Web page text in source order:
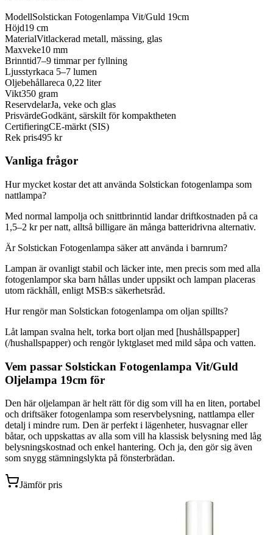
ModellSolstickan Fotogenlampa Vit/Guld 19cm
Höjd19 cm
MaterialVitlackerad metall, mässing, glas
Maxveke10 mm
Brinntid7–9 timmar per fyllning
Ljusstyrkaca 5–7 lumen
Oljebehållareca 0,22 liter
Vikt350 gram
ReservdelarJa, veke och glas
PrisvärdeGodkänt, särskilt för kompaktheten
CertifieringCE-märkt (SIS)
Rek pris495 kr
Vanliga frågor
Hur mycket kostar det att använda Solstickan fotogenlampa som
nattlampa?
Med normal lampolja och snittbrinntid landar driftkostnaden på ca
1,5–2 kr per natt, alltså billigare än många batteridrivna alternativ.
Är Solstickan Fotogenlampa säker att använda i barnrum?
Lampan är ovanligt stabil och läcker inte, men precis som med alla
fotogenlampor ska barn hållas under uppsikt och lampan placeras
utom räckhåll, enligt MSB:s säkerhetsråd.
Hur rengör man Solstickan fotogenlampa om oljan spillts?
Låt lampan svalna helt, torka bort oljan med [hushållspapper]
(/hushallspapper) och rengör lyktglaset med mild såpa och vatten.
Vem passar Solstickan Fotogenlampa Vit/Guld
Oljelampa 19cm för
Den här oljelampan är helt rätt för dig som vill ha en liten, portabel
och driftsäker fotogenlampa som reservbelysning, nattlampa eller
detalj i mindre rum. Den är perfekt i lägenheter, husvagnar eller
båtar, och uppskattas av alla som vill ha klassisk belysning med låg
belysningskostnad och enkel hantering. Och ja, den gör sig även
som snygg stämningslykta på fönsterbrädan.
Jämför pris